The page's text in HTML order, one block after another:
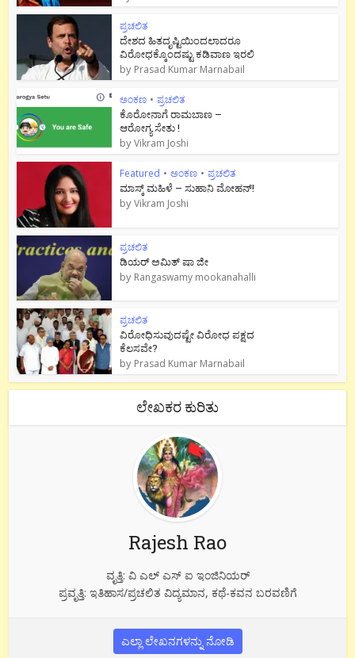
ಪ್ರಚಲಿತ
ದೇಶದ ಹಿತದೃಷ್ಟಿಯಿಂದಲಾದರೂ
ವಿರೋಧಕ್ಕೊಂದಷ್ಟು ಕಡಿವಾಣ ಇರಲಿ
by Prasad Kumar Marnabail
ಅಂಕಣ • ಪ್ರಚಲಿತ
ಕೊರೋನಾಗೆ ರಾಮಬಾಣ –
ಆರೋಗ್ಯ ಸೇತು !
byVikram Joshi
Featured • ಅಂಕಣ • ಪ್ರಚಲಿತ
ಮಾಸ್ಕ್ ಮಹಿಳೆ – ಸುಹಾನಿ ಮೋಹನ್!
byVikram Joshi
ಪ್ರಚಲಿತ
ಡಿಯರ್ ಅಮಿತ್ ಷಾ ಜೀ
by Rangaswamy mookanahalli
ಪ್ರಚಲಿತ
ವಿರೋಧಿಸುವುದಷ್ಟೇ ವಿರೋಧ ಪಕ್ಷದ
ಕೆಲಸವೇ?
by Prasad Kumar Marnabail
ಲೇಖಕರ ಕುರಿತು
Rajesh Rao
ವೃತ್ತಿ: ವಿ ಎಲ್ ಎಸ್ ಐ ಇಂಜಿನಿಯರ್
ಪ್ರವೃತ್ತಿ: ಇತಿಹಾಸ/ಪ್ರಚಲಿತ ವಿದ್ಯಮಾನ, ಕಥೆ-ಕವನ ಬರವಣಿಗೆ
ಎಲ್ಲಾ ಲೇಖನಗಳನ್ನು ನೋಡಿ